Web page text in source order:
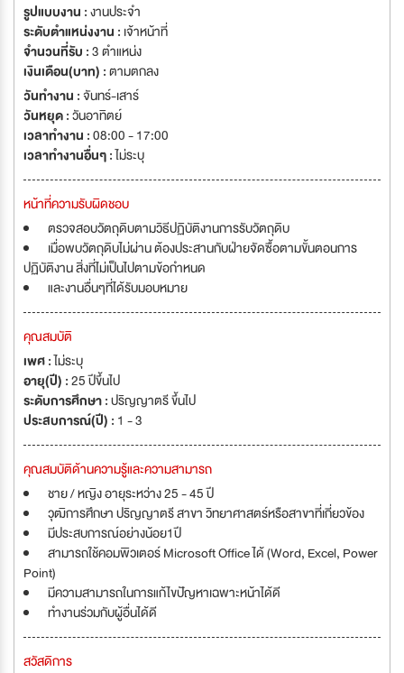
รูปแบบงาน :งานประจำ
ระดับตำแหน่งงาน : เจ้าหน้าที่
จำนวนที่รับ :3 ตำแหน่ง
เงินเดือน(บาท) :ตามตกลง
วันทำงาน :จันทร์-เสาร์
วันหยุด :วันอาทิตย์
เวลาทำงาน :08:00 - 17:00
เวลาทำงานอื่นๆ :ไม่ระบุ
หน้าที่ความรับผิดชอบ
ตรวจสอบวัตถุดิบตามวิธีปฏิบัติงานการรับวัตถุดิบ
เมื่อพบวัตถุดิบไม่ผ่าน ต้องประสานกับฝ่ายจัดซื้อตามขั้นตอนการ
ปฏิบัติงาน สิ่งที่ไม่เป็นไปตามข้อกำหนด
และงานอื่นๆที่ได้รับมอบหมาย
คุณสมบัติ
เพศ :ไม่ระบุ
อายุ(ปี) :25 ปีขึ้นไป
ระดับการศึกษา :ปริญญาตรี ขึ้นไป
ประสบการณ์(ปี) : 1 - 3
คุณสมบัติด้านความรู้และความสามารถ
ชาย / หญิง อายุระหว่าง 25 - 45 ปี
วุฒิการศึกษา ปริญญาตรี สาขา วิทยาศาสตร์หรือสาขาที่เกี่ยวข้อง
มีประสบการณ์อย่างน้อย1ปี
สามารถใช้คอมพิวเตอร์ Microsoft Office ได้ (Word, Excel, Power
Point)
มีความสามารถในการแก้ไขปัญหาเฉพาะหน้าได้ดี
ทำงานร่วมกับผู้อื่นได้ดี
สวัสดิการ